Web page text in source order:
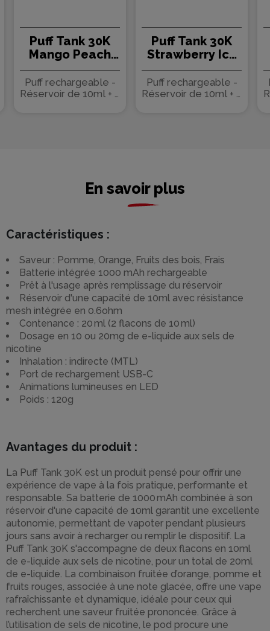
Puff Tank 30K
Mango Peach
Ice 1000mAh
20ml Cloud
Empire - FPS
Puff rechargeable -
Réservoir de 10ml + 2
Puff Tank 30K
Strawberry Ice
1000mAh 20ml
Cloud Empire -
FPS
Puff rechargeable -
Réservoir de 10ml + 2
En savoir plus
Caractéristiques :
Saveur : Pomme, Orange, Fruits des bois, Frais
Batterie intégrée 1000 mAh rechargeable
Prêt à l'usage après remplissage du réservoir
Réservoir d'une capacité de 10ml avec résistance
mesh intégrée en 0.6ohm
Contenance : 20 ml (2 flacons de 10 ml)
Dosage en 10 ou 20mg de e-liquide aux sels de
nicotine
Inhalation : indirecte (MTL)
Port de rechargement USB-C
Animations lumineuses en LED
Poids : 120g
Avantages du produit :
La Puff Tank 30K est un produit pensé pour offrir une
expérience de vape à la fois pratique, performante et
responsable. Sa batterie de 1000 mAh combinée à son
réservoir d'une capacité de 10ml garantit une excellente
autonomie, permettant de vapoter pendant plusieurs
jours sans avoir à recharger ou remplir le dispositif. La
Puff Tank 30K s'accompagne de deux flacons en 10ml
de e-liquide aux sels de nicotine, pour un total de 20ml
de e-liquide. La combinaison fruitée d’orange, pomme et
fruits rouges, associée à une note glacée, offre une vape
rafraîchissante et dynamique, idéale pour ceux qui
recherchent une saveur fruitée prononcée. Grâce à
l’utilisation de sels de nicotine, le pod procure une